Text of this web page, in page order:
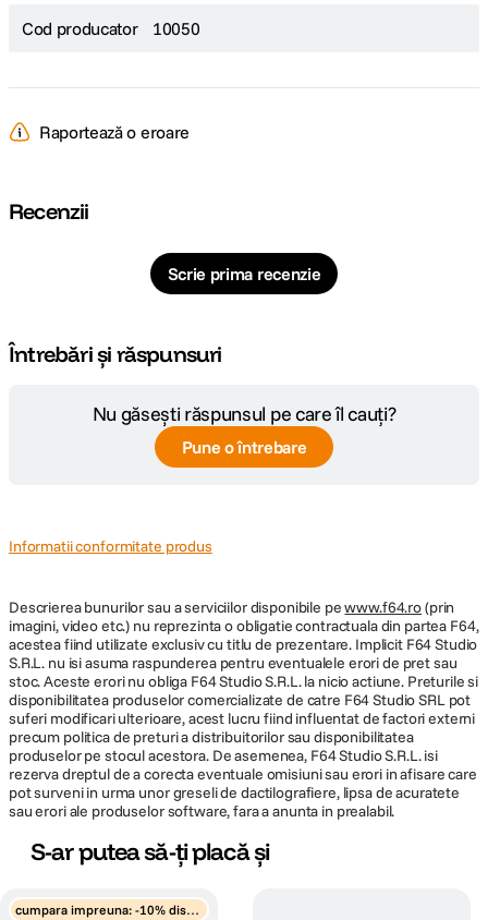
Cod producator 10050
Raportează o eroare
Recenzii
Scrie prima recenzie
Întrebări și răspunsuri
Nu găsești răspunsul pe care îl cauți?
Pune o întrebare
Informatii conformitate produs
Descrierea bunurilor sau a serviciilor disponibile pewww.f64.ro(prin
imagini, video etc.) nu reprezinta o obligatie contractuala din partea F64,
acestea fiind utilizate exclusiv cu titlu de prezentare. Implicit F64 Studio
S.R.L. nu isi asuma raspunderea pentru eventualele erori de pret sau
stoc. Aceste erori nu obliga F64 Studio S.R.L. la nicio actiune. Preturile si
disponibilitatea produselor comercializate de catre F64 Studio SRL pot
suferi modificari ulterioare, acest lucru fiind influentat de factori externi
precum politica de preturi a distribuitorilor sau disponibilitatea
produselor pe stocul acestora. De asemenea, F64 Studio S.R.L. isi
rezerva dreptul de a corecta eventuale omisiuni sau erori in afisare care
pot surveni in urma unor greseli de dactilografiere, lipsa de acuratete
sau erori ale produselor software, fara a anunta in prealabil.
S-ar putea să-ți placă și
cumpara impreuna: -10% disco